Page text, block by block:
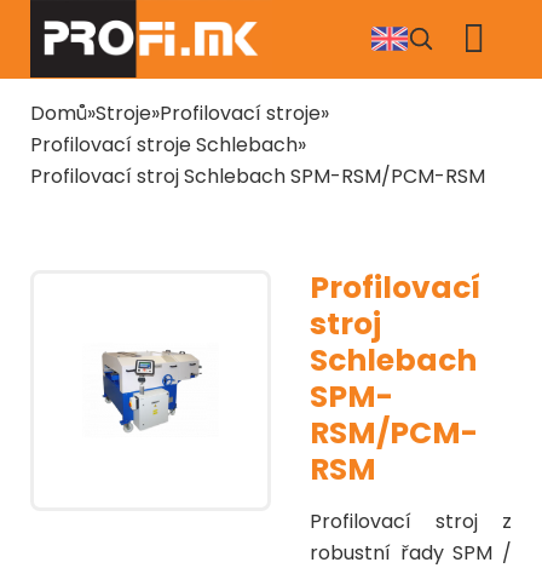
Přejít
hlavnímu
obsahu
Drobečková
navigace
Domů Stroje Profilovací stroje
Profilovací stroje Schlebach
Profilovací stroj Schlebach SPM-RSM/PCM-RSM
Profilovací
stroj
Schlebach
SPM-
RSM/PCM-
RSM
Profilovací stroj z
robustní řady SPM /